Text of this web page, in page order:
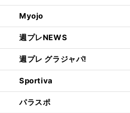
Myojo
週プレNEWS
週プレ グラジャパ!
Sportiva
パラスポ